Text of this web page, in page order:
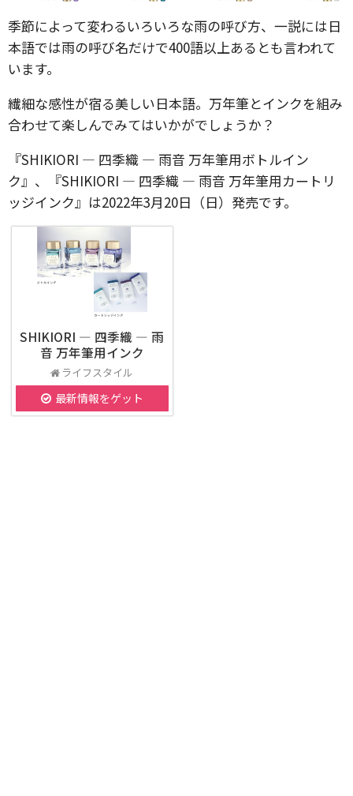
季節によって変わるいろいろな雨の呼び方、一説には日
本語では雨の呼び名だけで400語以上あるとも言われて
います。
繊細な感性が宿る美しい日本語。万年筆とインクを組み
合わせて楽しんでみてはいかがでしょうか？
『SHIKIORI ― 四季織 ― 雨音 万年筆用ボトルイン
ク』、『SHIKIORI ― 四季織 ― 雨音 万年筆用カートリ
ッジインク』は2022年3月20日（日）発売です。
SHIKIORI ― 四季織 ― 雨
音 万年筆用インク
ライフスタイル
最新情報をゲット